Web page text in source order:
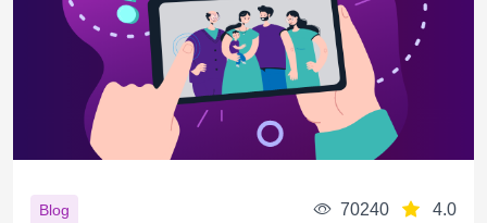
Blog 70240 4.0